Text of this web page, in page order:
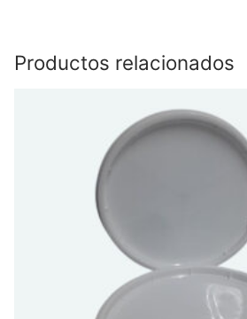
Productos relacionados